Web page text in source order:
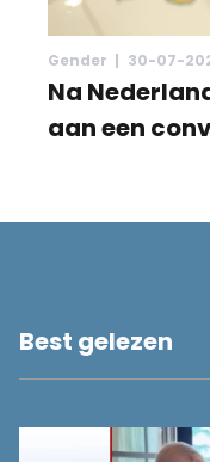
Gender | 30-07-
Na
aan een
Best gelezen